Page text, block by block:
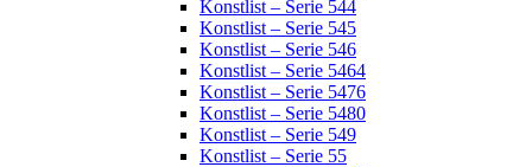
Konstlist – Serie 544
Konstlist – Serie 545
Konstlist – Serie 546
Konstlist – Serie 5464
Konstlist – Serie 5476
Konstlist – Serie 5480
Konstlist – Serie 549
Konstlist – Serie 55